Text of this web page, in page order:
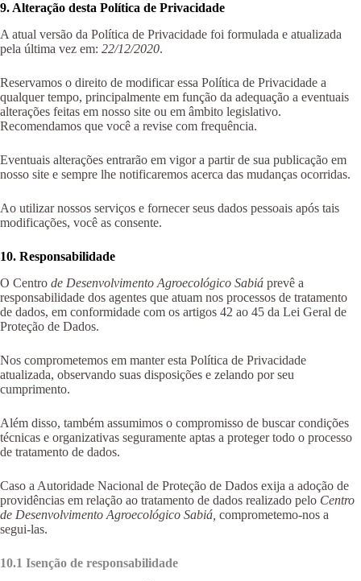
9. Alteração desta Política de Privacidade
A atual versão da Política de Privacidade foi formulada e atualizada
pela última vez em: 22/12/2020.
Reservamos o direito de modificar essa Política de Privacidade a
qualquer tempo, principalmente em função da adequação a eventuais
alterações feitas em nosso site ou em âmbito legislativo.
Recomendamos que você a revise com frequência.
Eventuais alterações entrarão em vigor a partir de sua publicação em
nosso site e sempre lhe notificaremos acerca das mudanças ocorridas.
Ao utilizar nossos serviços e fornecer seus dados pessoais após tais
modificações, você as consente.
10. Responsabilidade
O Centro de Desenvolvimento Agroecológico Sabiá prevê a
responsabilidade dos agentes que atuam nos processos de tratamento
de dados, em conformidade com os artigos 42 ao 45 da Lei Geral de
Proteção de Dados.
Nos comprometemos em manter esta Política de Privacidade
atualizada, observando suas disposições e zelando por seu
cumprimento.
Além disso, também assumimos o compromisso de buscar condições
técnicas e organizativas seguramente aptas a proteger todo o processo
de tratamento de dados.
Caso a Autoridade Nacional de Proteção de Dados exija a adoção de
providências em relação ao tratamento de dados realizado pelo Centro
de Desenvolvimento Agroecológico Sabiá, comprometemo-nos a
segui-las.
10.1 Isenção de responsabilidade